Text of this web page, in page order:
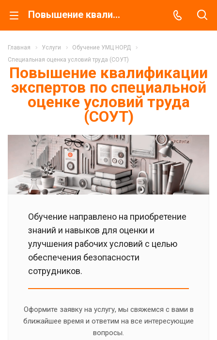
Повышение квалификации экспертов по специальной оценке условий труда (СОУТ)
Главная Услуги
Обучение УМЦ НОРД
Специальная оценка условий труда (СОУТ)
Повышение квалификации
экспертов по специальной
оценке условий труда
(СОУТ)
Обучение направлено на приобретение
знаний и навыков для оценки и
улучшения рабочих условий с целью
обеспечения безопасности
сотрудников.
Оформите заявку на услугу, мы свяжемся с вами в
ближайшее время и ответим на все интересующие
вопросы.